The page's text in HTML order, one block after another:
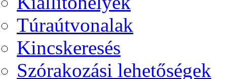
Túraútvonalak
Kincskeresés
Szórakozási lehetőségek